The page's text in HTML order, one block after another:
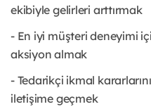
ekibiyle gelirleri arttırmak
- En iyi müşteri deneyimi
aksiyon almak
- Tedarikçi ikmal
iletişime geçmek